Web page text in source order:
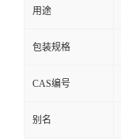
用途
包装规格
CAS编号
别名